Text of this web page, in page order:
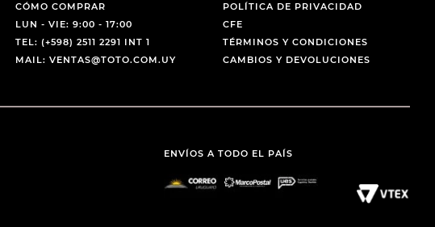
CÓMO COMPRAR
LUN - VIE: 9:00 - 17:00
TEL: (+598) 2511 2291 INT 1
MAIL: VENTAS@TOTO.COM.UY
POLÍTICA DE PRIVACIDAD
CFE
TÉRMINOS Y CONDICIONES
CAMBIOS Y DEVOLUCIONES
ENVÍOS A TODO EL PAÍS